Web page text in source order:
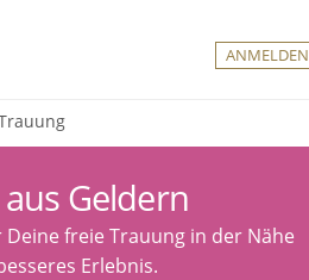
ANMELDEN
Geldern
freie Trauung in der Nähe
Erlebnis.